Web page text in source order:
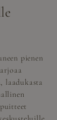
pienen
laadukasta